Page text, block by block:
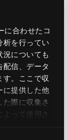
に合わせたコ
析を行ってい
況についても
信、データ
。ここで収
に提供した他
際に収集さ
って使用さ
NEXT